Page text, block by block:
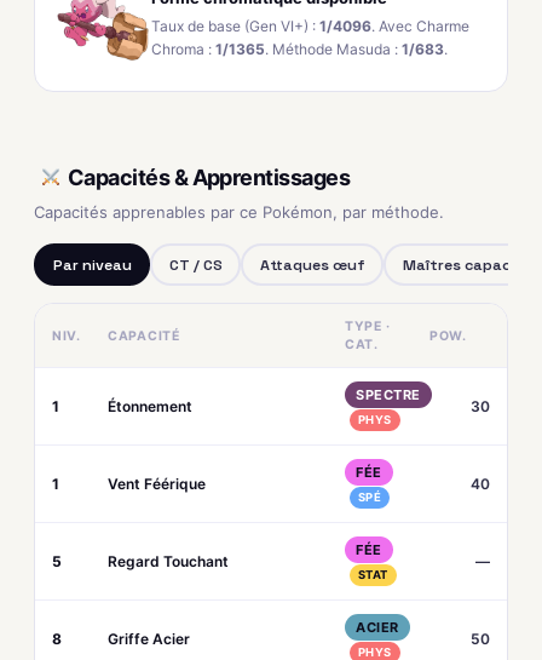
Taux de base (Gen VI+) : 1/4096. Avec Charme
Chroma : 1/1365. Méthode Masuda : 1/683.
Capacités & Apprentissages
Capacités apprenables par ce Pokémon, par méthode.
Par niveau CT / CS Attaques œuf Maîtres capacités
NIV. CAPACITÉ
TYPE ·
CAT.
POW.
1 Étonnement
SPECTRE
PHYS
30
1 Vent Féérique
FÉE
SPÉ
40
5 Regard Touchant
FÉE
STAT
—
8 Griffe Acier
ACIER
PHYS
50